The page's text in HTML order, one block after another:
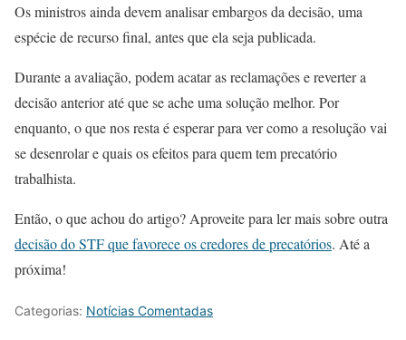
Os ministros ainda devem analisar embargos da decisão, uma
espécie de recurso final, antes que ela seja publicada.
Durante a avaliação, podem acatar as reclamações e reverter a
decisão anterior até que se ache uma solução melhor. Por
enquanto, o que nos resta é esperar para ver como a resolução vai
se desenrolar e quais os efeitos para quem tem precatório
trabalhista.
Então, o que achou do artigo? Aproveite para ler mais sobre outra
decisão do STF que favorece os credores de precatórios. Até a
próxima!
Categorias: Notícias Comentadas